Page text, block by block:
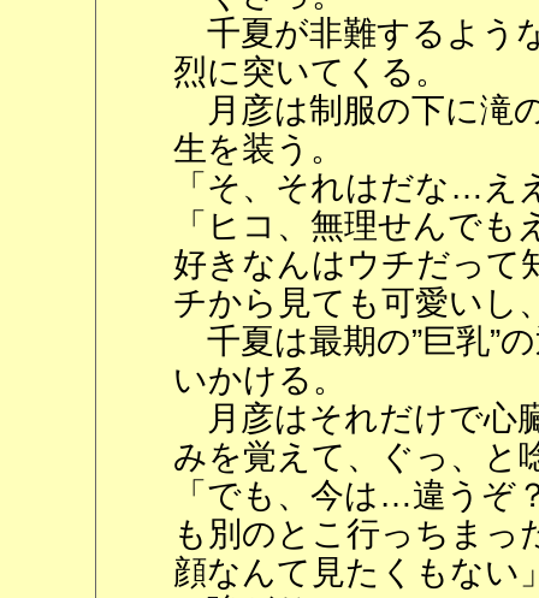
千夏が非難するよう
烈に突いてくる。
月彦は制服の下に滝
生を装う。
「そ、それはだな…
「ヒコ、無理せんで
好きなんはウチだって
チから見ても可愛い
千夏は最期の”巨乳”
いかける。
月彦はそれだけで心
みを覚えて、ぐっ、と
「でも、今は…違うぞ
も別のとこ行っちまっ
顔なんて見たくもない